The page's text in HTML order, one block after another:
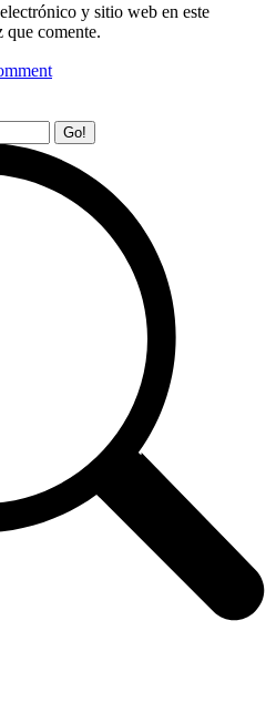
y sitio web en este
que comente.